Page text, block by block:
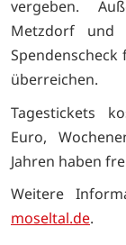
vergeben.
Metzdorf und
überreichen.
Tagestickets
Euro,
Jahren haben
Weitere
moseltal.de.